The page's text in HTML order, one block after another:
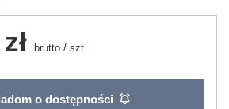
brutto / szt.
o dostępności